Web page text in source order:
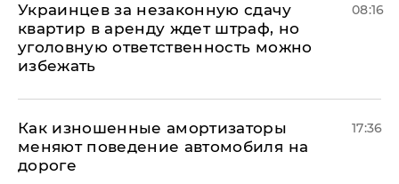
Украинцев за незаконную сдачу
квартир в аренду ждет штраф, но
уголовную ответственность можно
избежать
08:16
Как изношенные амортизаторы
меняют поведение автомобиля на
дороге
17:36